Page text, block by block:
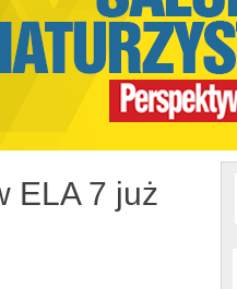
ELA 7 już